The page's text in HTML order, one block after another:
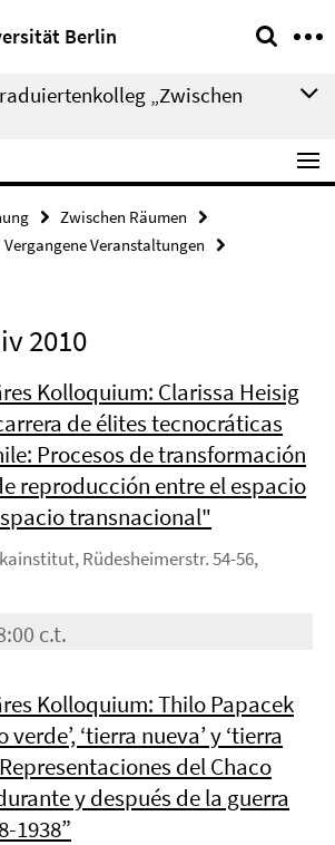
Berlin
„Zwischen
Zwischen Räumen
Vergangene Veranstaltungen
2010
Kolloquium: Clarissa Heisig
de élites tecnocráticas
Procesos de transformación
reproducción entre el espacio
transnacional"
Rüdesheimerstr. 54-56,
c.t.
Kolloquium: Thilo Papacek
verde’, ‘tierra nueva’ y ‘tierra
del Chaco
y después de la guerra
1938”